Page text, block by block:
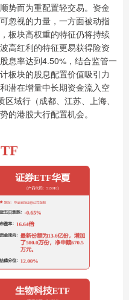
势而为重配置轻交易。资金
忽视的力量，一方面被动指
板块高权重的特征仍将持续
高红利的特征更易获得险资
息率达到4.50%，结合监管一
板块的股息配置价值吸引力
潜在增量中长期资金流入空
域行（成都、江苏、上海、
的港股大行配置机会。